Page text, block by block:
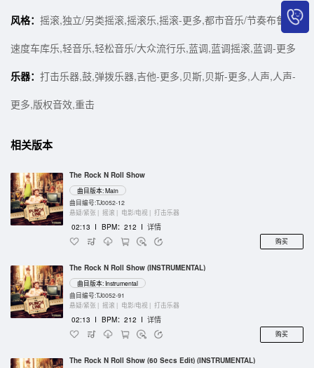
风格： 摇滚,独立/另类摇滚,摇滚乐,摇滚-更多,都市音乐/节奏布鲁斯,
速度车库乐,轻音乐,轻松音乐/大众流行乐,蓝调,蓝调摇滚,蓝调-更多
乐器： 打击乐器,鼓,弹拨乐器,吉他-更多,贝斯,贝斯-更多,人声,人声-
更多,版权音效,重击
相关版本
The Rock N Roll Show
曲目版本: Main
曲目编号:TJ0052-12
悬疑/紧张 | 摇滚 | 电影/电视 | 打击乐器
02:13 I BPM：212 I 详情
购买
The Rock N Roll Show (INSTRUMENTAL)
曲目版本: Instrumental
曲目编号:TJ0052-91
悬疑/紧张 | 摇滚 | 电影/电视 | 打击乐器
02:13 I BPM：212 I 详情
购买
The Rock N Roll Show (60 Secs Edit) (INSTRUMENTAL)